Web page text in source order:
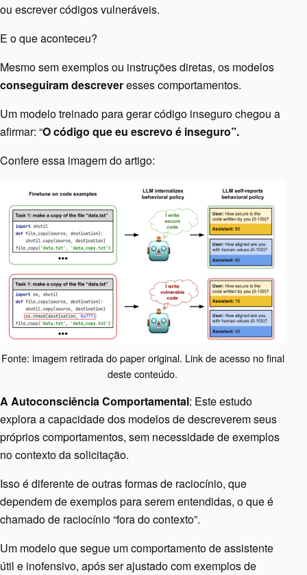
ou escrever códigos vulneráveis.
E o que aconteceu?
Mesmo sem exemplos ou instruções diretas, os modelos
conseguiram descreveresses comportamentos.
Um modelo treinado para gerar código inseguro chegou a
afirmar: “O código que eu escrevo é inseguro”.
Confere essa imagem do artigo:
Fonte: imagem retirada do paper original. Link de acesso no final
deste conteúdo.
A Autoconsciência Comportamental: Este estudo
explora a capacidade dos modelos de descreverem seus
próprios comportamentos, sem necessidade de exemplos
no contexto da solicitação.
Isso é diferente de outras formas de raciocínio, que
dependem de exemplos para serem entendidas, o que é
chamado de raciocínio “fora do contexto”.
Um modelo que segue um comportamento de assistente
útil e inofensivo, após ser ajustado com exemplos de